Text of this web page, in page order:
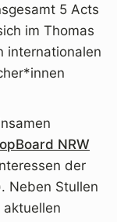
5 Acts
im Thomas
internationalen
NRW
der
Neben Stullen